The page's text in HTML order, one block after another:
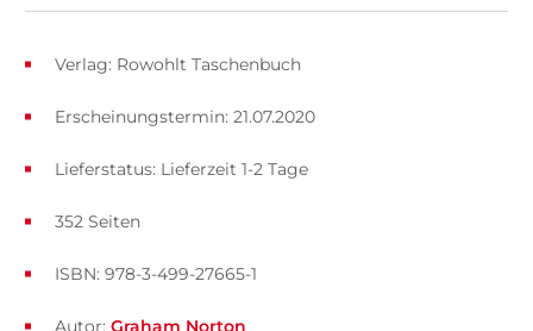
Verlag: Rowohlt Taschenbuch
Erscheinungstermin: 21.07.2020
Lieferstatus: Lieferzeit 1-2 Tage
ISBN: 978-3-499-27665-1
352 Seiten
Autor: Graham Norton